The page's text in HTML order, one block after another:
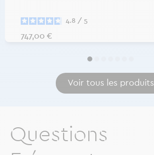
4.8 / 5
Prix
747,00 €
Voir tous les produits
Questions